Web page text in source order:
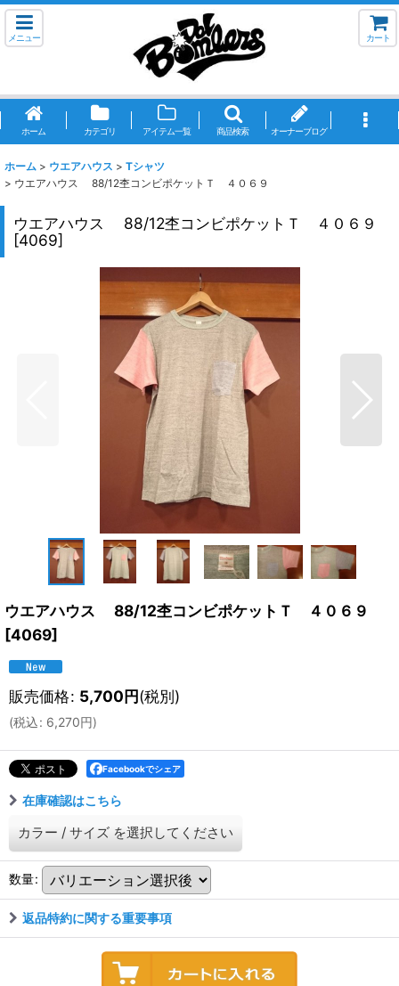
メニュー カート
ホーム カテゴリ アイテム一覧 商品検索 オーナーブログ
ホーム > ウエアハウス > Tシャツ
> ウエアハウス 88/12杢コンビポケットＴ ４０６９
ウエアハウス 88/12杢コンビポケットＴ ４０６９
[4069]
ウエアハウス 88/12杢コンビポケットＴ ４０６９
[4069]
販売価格: 5,700円(税別)
(税込: 6,270円)
Facebookでシェア
在庫確認はこちら
カラー / サイズ を選択してください
数量:
返品特約に関する重要事項